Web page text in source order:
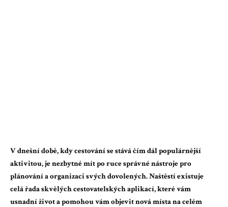
V dnešní době, kdy cestování se stává čím dál populárnější
aktivitou, je nezbytné mít po ruce správné nástroje pro
plánování a organizaci svých dovolených. Naštěstí existuje
celá řada skvělých cestovatelských aplikací, které vám
usnadní život a pomohou vám objevit nová místa na celém